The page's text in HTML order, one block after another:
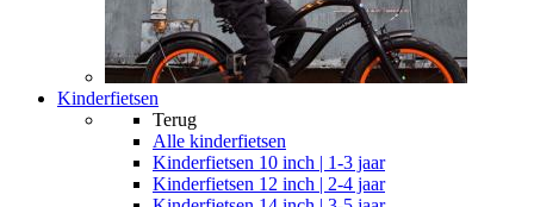
Kinderfietsen
Terug
Alle kinderfietsen
Kinderfietsen 10 inch | 1-3 jaar
Kinderfietsen 12 inch | 2-4 jaar